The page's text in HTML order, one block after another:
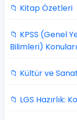
📁 Kitap Özetleri
📁 KPSS (Genel
Bilimleri)
📁 Kültür ve
📁 LGS Hazırlık: